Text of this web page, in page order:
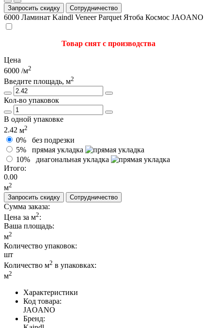
Запросить скидку Сотрудничество
6000 Ламинат Kaindl Veneer Parquet Ятоба Космос JAOANO
Товар снят с производства
Цена
6000 /м2
Введите площадь, м2
Кол-во упаковок
В одной упаковке
2.42 м2
0% без подрезки
5% прямая укладка
10% диагональная укладка
Итого:
0.00
м2
Запросить скидку
Сотрудничество
Сумма заказа:
Цена за м2:
Ваша площадь:
м2
Количество упаковок:
шт
Количество м2 в упаковках:
м2
Характеристики
Код товара:
JAOANO
Бренд: